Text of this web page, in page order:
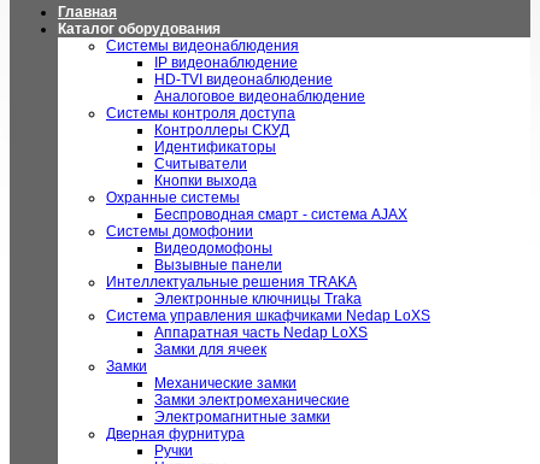
Главная
Каталог оборудования
Системы видеонаблюдения
IP видеонаблюдение
HD-TVI видеонаблюдение
Аналоговое видеонаблюдение
Системы контроля доступа
Контроллеры СКУД
Идентификаторы
Считыватели
Кнопки выхода
Охранные системы
Беспроводная смарт - система AJAX
Системы домофонии
Видеодомофоны
Вызывные панели
Интеллектуальные решения TRAKA
Электронные ключницы Traka
Система управления шкафчиками Nedap LoXS
Аппаратная часть Nedap LoXS
Замки для ячеек
Замки
Механические замки
Замки электромеханические
Электромагнитные замки
Дверная фурнитура
Ручки